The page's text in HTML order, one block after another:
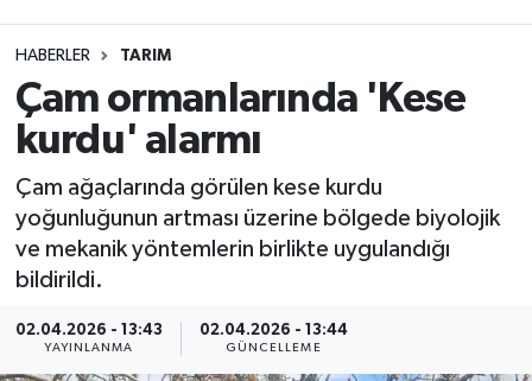
HABERLER TARIM
Çam ormanlarında 'Kese
kurdu' alarmı
Çam ağaçlarında görülen kese kurdu
yoğunluğunun artması üzerine bölgede biyolojik
ve mekanik yöntemlerin birlikte uygulandığı
bildirildi.
02.04.2026 - 13:43
YAYINLANMA
02.04.2026 - 13:44
GÜNCELLEME
GÜNCEL
ÖZEL HABER
POLİTİKA
Programlar
SPOR